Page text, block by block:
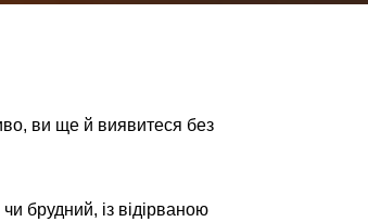
ви ще й виявитеся без
брудний, із відірваною